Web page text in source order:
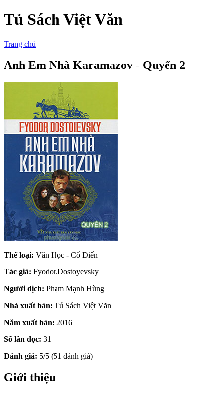
Tủ Sách Việt Văn
Trang chủ
Anh Em Nhà Karamazov - Quyển 2
Thể loại: Văn Học - Cổ Điển
Tác giả: Fyodor.Dostoyevsky
Người dịch: Phạm Mạnh Hùng
Nhà xuất bản: Tú Sách Việt Văn
Năm xuất bản: 2016
Số lần đọc: 31
Đánh giá: 5/5 (51 đánh giá)
Giới thiệu